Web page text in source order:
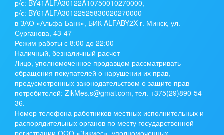
р/с: BY41ALFA30122A10750010270000,
р/с: BY61ALFA30122525830020270000
в ЗАО «Альфа-Банк», БИК ALFABY2X г. Минск, ул.
Сурганова, 43-47
Режим работы с 8:00 до 22:00
Наличный, безналичный расчет
Лицо, уполномоченное продавцом рассматривать
обращения покупателей о нарушении их прав,
предусмотренных законодательством о защите прав
потребителей: ZikMes.s@gmai.com, тел. +375(29)890-54-
36.
Номер телефона работников местных исполнительных и
распорядительных органов по месту государственной
регистрации ООО «Зикмес», уполномоченных